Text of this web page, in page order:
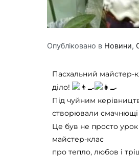
Опубліковано в Новини,
Пасхальний майстер-
діло!
Під чуйним
створювали смачнющі
Це був не просто урок
майстер-клас
про тепло, любов і